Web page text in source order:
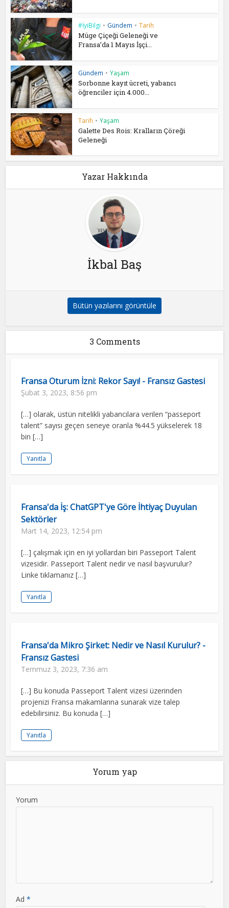
#İyiBilgi • Gündem • Tarih
Müge Çiçeği Geleneği ve
Fransa’da 1 Mayıs İşçi...
Gündem • Yaşam
Sorbonne kayıt ücreti, yabancı
öğrenciler için 4.000...
Tarih • Yaşam
Galette Des Rois: Kralların Çöreği
Geleneği
Yazar Hakkında
İkbal Baş
Bütün yazılarını görüntüle
3 Comments
Fransa Oturum İzni: Rekor Sayı! - Fransız Gastesi
Şubat 3, 2023, 8:56 pm
[…] olarak, üstün nitelikli yabancılara verilen “passeport
talent” sayısı geçen seneye oranla %44.5 yükselerek 18
bin […]
Yanıtla
Fransa'da İş: ChatGPT'ye Göre İhtiyaç Duyulan
Sektörler
Mart 14, 2023, 12:54 pm
[…] çalışmak için en iyi yollardan biri Passeport Talent
vizesidir. Passeport Talent nedir ve nasıl başvurulur?
Linke tıklamanız […]
Yanıtla
Fransa'da Mikro Şirket: Nedir ve Nasıl Kurulur? -
Fransız Gastesi
Temmuz 3, 2023, 7:36 am
[…] Bu konuda Passeport Talent vizesi üzerinden
projenizi Fransa makamlarına sunarak vize talep
edebilirsiniz. Bu konuda […]
Yanıtla
Yorum yap
Yorum
Ad*